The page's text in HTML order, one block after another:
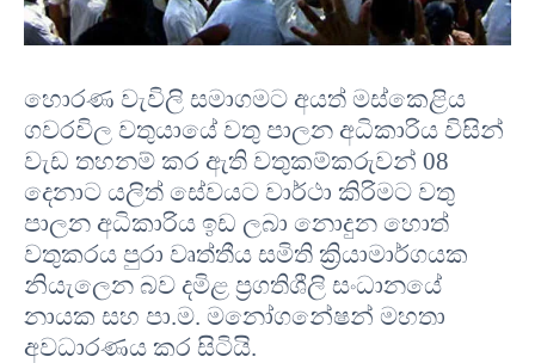
හොරණ වැවිලි සමාගමට අයත් මස්කෙළිය
ගවරවිල වතුයායේ වතු පාලන අධිකාරිය විසින්
වැඩ තහනම් කර ඇති වතුකම්කරුවන් 08
දෙනාට යලිත් සේවයට වාර්ථා කිරිමට වතු
පාලන අධිකාරිය ඉඩ ලබා නොදුන හොත්
වතුකරය පුරා වෘත්තීය සමිති ක්‍රියාමාර්ගයක
නියැලෙන බව දමිළ ප්‍රගතිශීලි සංධානයේ
නායක සහ පා.ම. මනෝගනේෂන් මහතා
අවධාරණය කර සිටියි.